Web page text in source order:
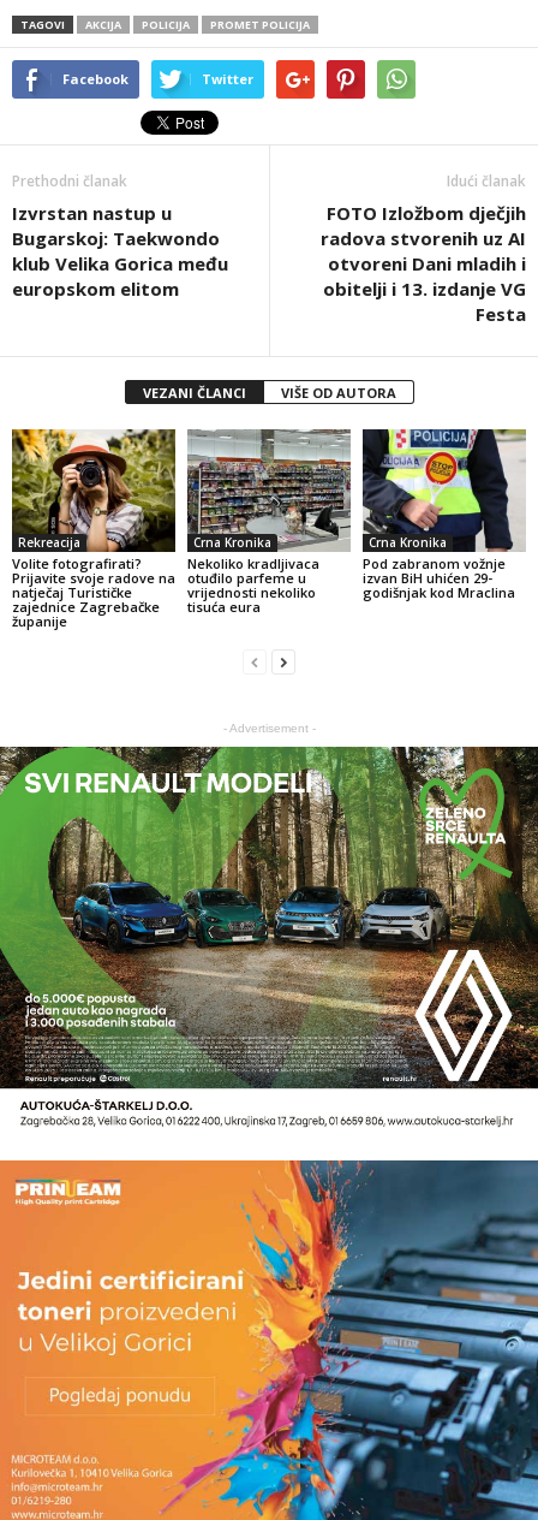
TAGOVI AKCIJA POLICIJA PROMET POLICIJA
Facebook Twitter
Prethodni članak
Izvrstan nastup u
Bugarskoj: Taekwondo
klub Velika Gorica među
europskom elitom
Idući članak
FOTO Izložbom dječjih
radova stvorenih uz AI
otvoreni Dani mladih i
obitelji i 13. izdanje VG
Festa
VEZANI ČLANCI VIŠE OD AUTORA
Rekreacija
Volite fotografirati?
Prijavite svoje radove na
natječaj Turističke
zajednice Zagrebačke
županije
Crna Kronika
Nekoliko kradljivaca
otuđilo parfeme u
vrijednosti nekoliko
tisuća eura
Crna Kronika
Pod zabranom vožnje
izvan BiH uhićen 29-
godišnjak kod Mraclina
- Advertisement -